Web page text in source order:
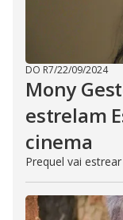
DO R7/22/09/2024
Mony
estrelam
cinema
Prequel vai